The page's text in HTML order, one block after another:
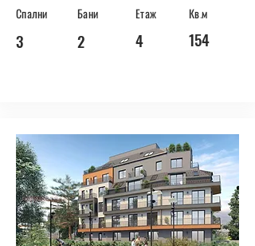
Спални Бани Етаж Кв.м
3 2 4 154